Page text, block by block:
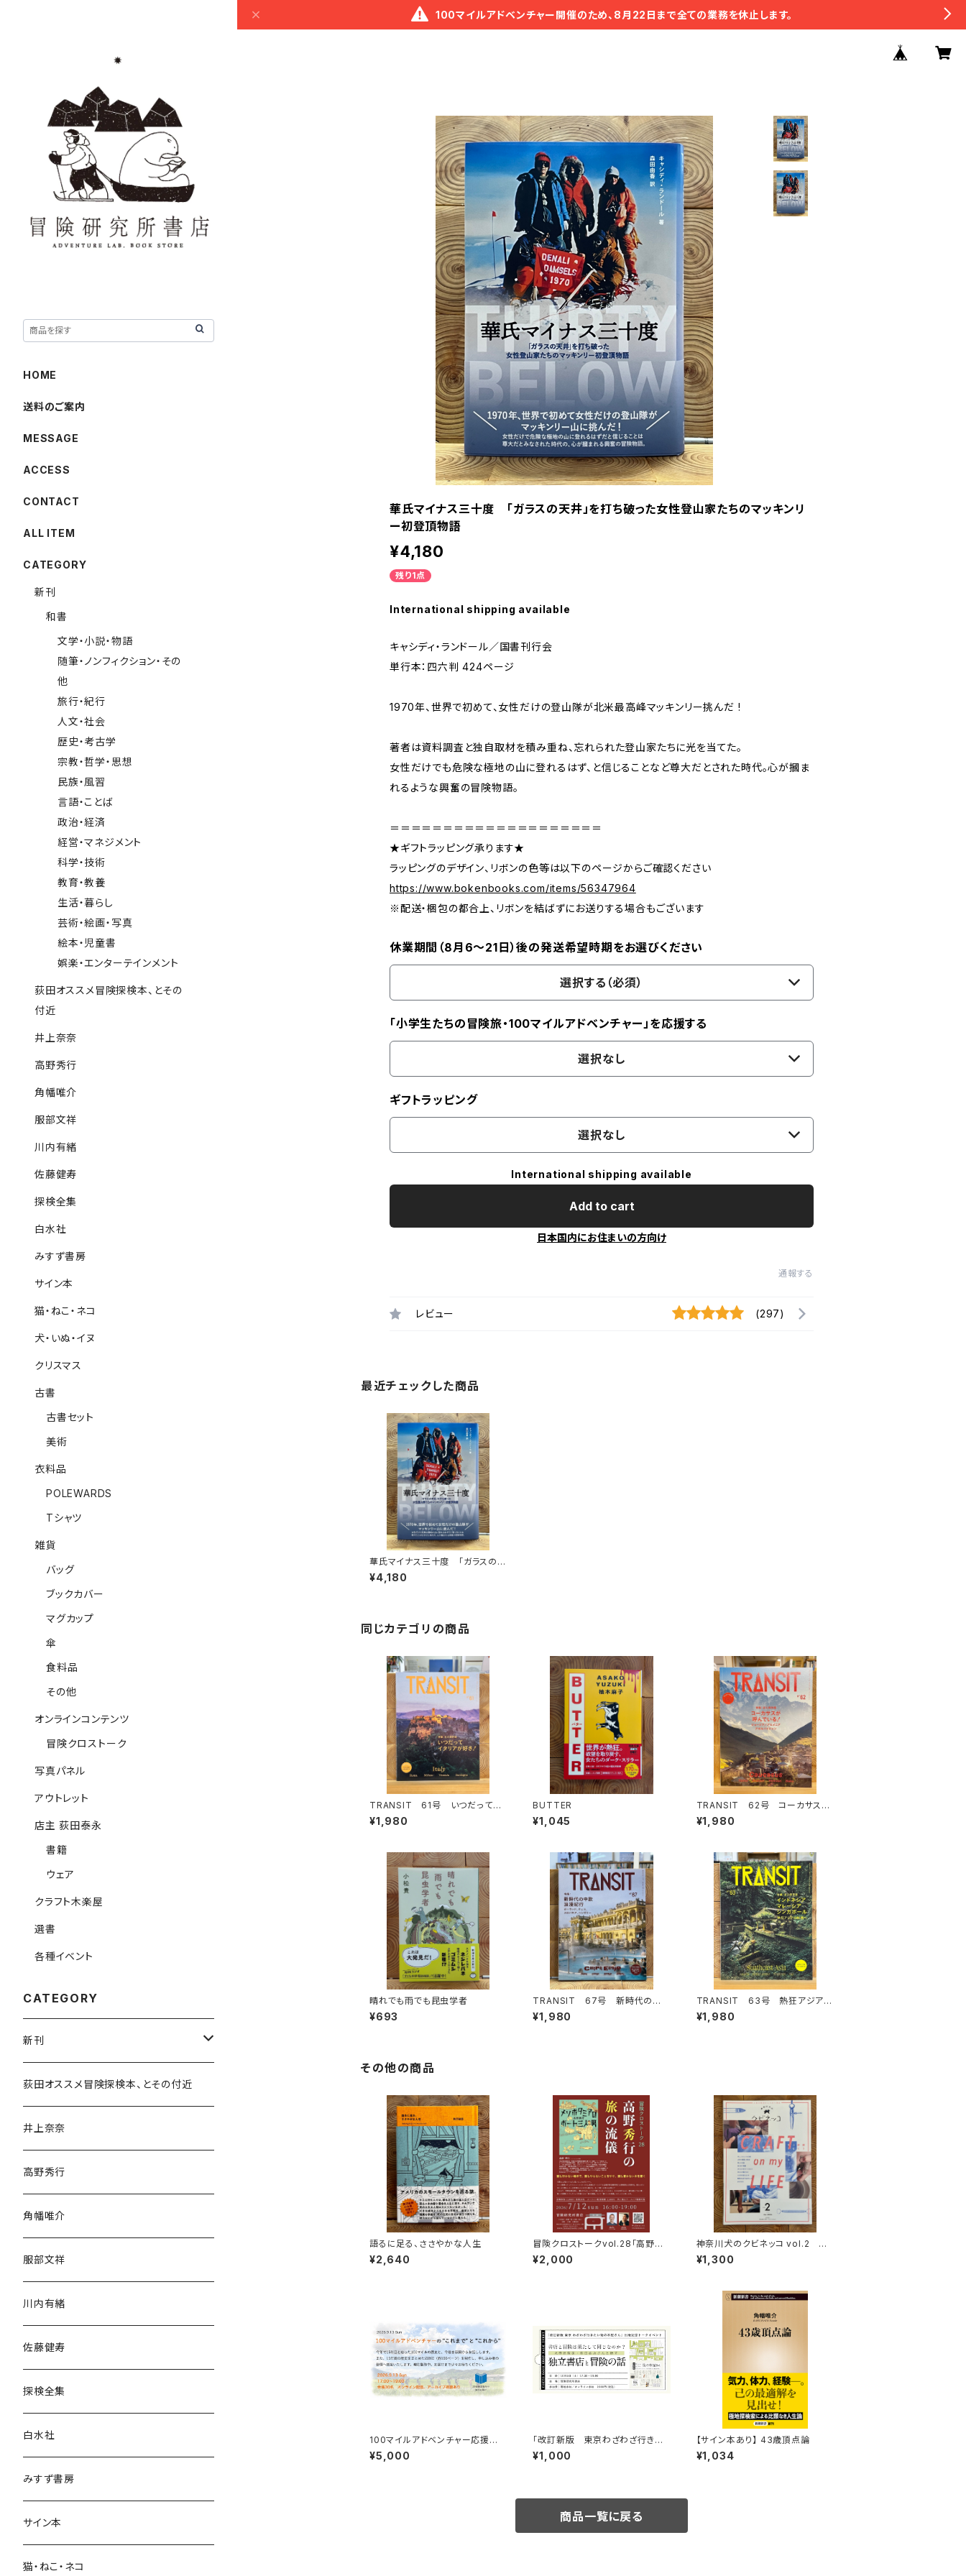
100マイルアドベンチャー開催のため、8月22日まで全ての業務を休止します。
華氏マイナス三十度 「ガラスの天井」を打ち破った女性登山家たちのマッキンリ
ー初登頂物語
¥4,180
残り1点
International shipping available
キャシディ・ランドール／国書刊行会
単行本：四六判 424ページ
1970年、世界で初めて、女性だけの登山隊が北米最高峰マッキンリー挑んだ !
著者は資料調査と独自取材を積み重ね、忘れられた登山家たちに光を当てた。
女性だけでも危険な極地の山に登れるはず、と信じることなど尊大だとされた時代。心が摑ま
れるような興奮の冒険物語。
＝＝＝＝＝＝＝＝＝＝＝＝＝＝＝＝＝＝＝＝
★ギフトラッピング承ります★
ラッピングのデザイン、リボンの色等は以下のページからご確認ください
https://www.bokenbooks.com/items/56347964
※配送・梱包の都合上、リボンを結ばずにお送りする場合もございます
休業期間（8月6〜21日）後の発送希望時期をお選びください
選択する（必須）
「小学生たちの冒険旅・100マイルアドベンチャー」を応援する
選択なし
ギフトラッピング
選択なし
International shipping available
Add to cart
日本国内にお住まいの方向け
通報する
レビュー (297)
最近チェックした商品
華氏マイナス三十度 「ガラスの天
井」を打ち破った女性登山家たち
のマッキンリー初登頂物語
¥4,180
同じカテゴリの商品
TRANSIT 61号 いつだってイ
タリアが好き！
¥1,980
BUTTER
¥1,045
TRANSIT 62号 コーカサスが
呼んでいる！
¥1,980
晴れでも雨でも昆虫学者
¥693
TRANSIT 67号 新時代の中
欧浪漫紀行 ポーランド、チェコ、
スロバキア、ハンガリー
¥1,980
TRANSIT 63号 熱狂アジアの
秘境へ
¥1,980
その他の商品
語るに足る、ささやかな人生
¥2,640
冒険クロストークvol.28「高野秀
行の旅の流儀」録画視聴権
¥2,000
神奈川犬のクビネッコ vol.2 特
集：CRAFT on my LIFE
¥1,300
100マイルアドベンチャー応援企
画 9月13日トーク＆100マイル
の歴史ZINE贈呈
¥5,000
「改訂新版 東京わざわざ行きた
い街の本屋さん」出版記念トークイ
ベント録画視聴権
¥1,000
【サイン本あり】 43歳頂点論
¥1,034
商品一覧に戻る
HOME
送料のご案内
MESSAGE
ACCESS
CONTACT
ALL ITEM
CATEGORY
新刊
和書
文学・小説・物語
随筆・ノンフィクション・その
他
旅行・紀行
人文・社会
歴史・考古学
宗教・哲学・思想
民族・風習
言語・ことば
政治・経済
経営・マネジメント
科学・技術
教育・教養
生活・暮らし
芸術・絵画・写真
絵本・児童書
娯楽・エンターテインメント
荻田オススメ冒険探検本、とその
付近
井上奈奈
高野秀行
角幡唯介
服部文祥
川内有緒
佐藤健寿
探検全集
白水社
みすず書房
サイン本
猫・ねこ・ネコ
犬・いぬ・イヌ
クリスマス
古書
古書セット
美術
衣料品
POLEWARDS
Tシャツ
雑貨
バッグ
ブックカバー
マグカップ
傘
食料品
その他
オンラインコンテンツ
冒険クロストーク
写真パネル
アウトレット
店主 荻田泰永
書籍
ウェア
クラフト木楽屋
選書
各種イベント
CATEGORY
新刊
和書
文学・小説・物語
随筆・ノンフィクション・その他
民族・風習
言語・ことば
荻田オススメ冒険探検本、とその付近
井上奈奈
高野秀行
角幡唯介
服部文祥
川内有緒
佐藤健寿
探検全集
白水社
みすず書房
サイン本
猫・ねこ・ネコ